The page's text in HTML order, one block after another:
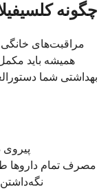
چگونه
مراقبت‌های
همیشه باید
بهداشتی شما
مصرف تمام داروها